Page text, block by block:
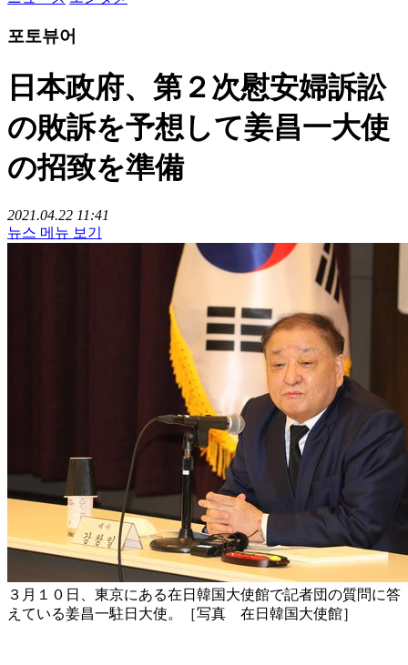
포토뷰어
日本政府、第２次慰安婦訴訟
の敗訴を予想して姜昌一大使
の招致を準備
2021.04.22 11:41
뉴스 메뉴 보기
３月１０日、東京にある在日韓国大使館で記者団の質問に答
えている姜昌一駐日大使。［写真 在日韓国大使館］